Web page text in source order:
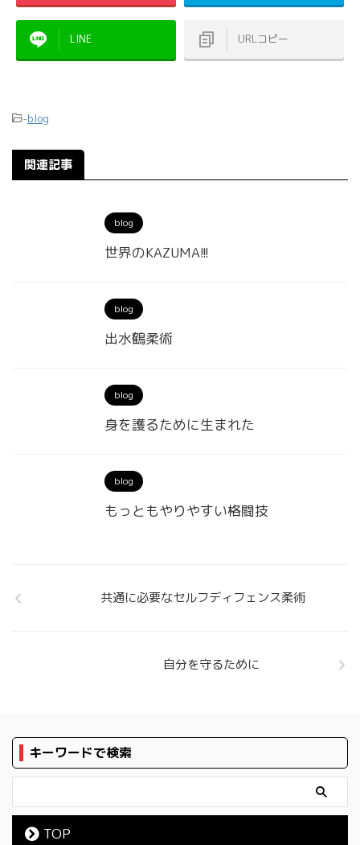
LINE URLコピー
-blog
関連記事
blog
世界のKAZUMA!!!
blog
出水鶴柔術
blog
身を護るために生まれた
blog
もっともやりやすい格闘技
共通に必要なセルフディフェンス柔術
自分を守るために
キーワードで検索
TOP